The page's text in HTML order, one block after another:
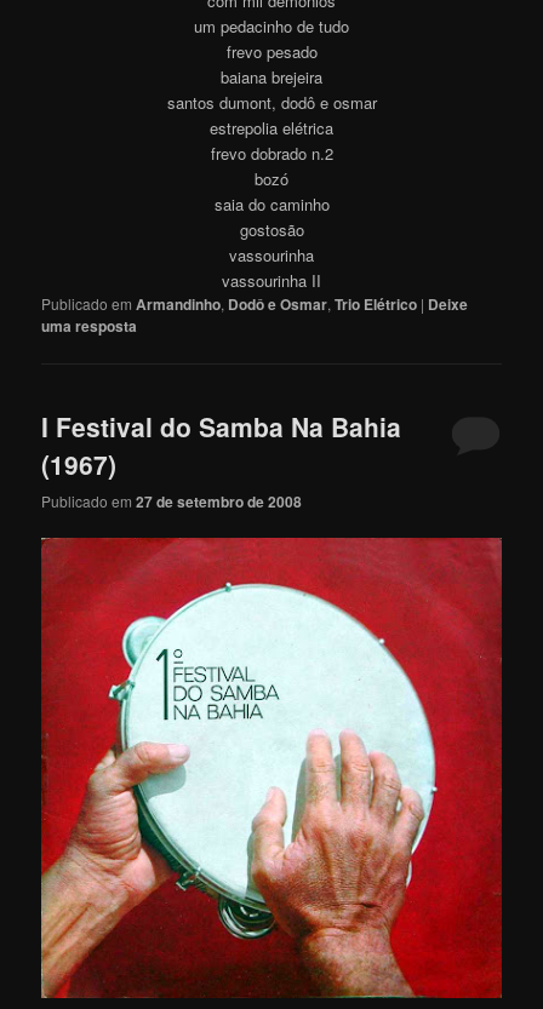
um pedacinho de tudo
frevo pesado
baiana brejeira
santos dumont, dodô e osmar
estrepolia elétrica
frevo dobrado n.2
bozó
saia do caminho
gostosão
vassourinha
vassourinha II
Publicado em Armandinho, Dodô e Osmar,Trio Elétrico | Deixe
uma resposta
I Festival do Samba Na Bahia
(1967)
Publicado em27 de setembro de 2008